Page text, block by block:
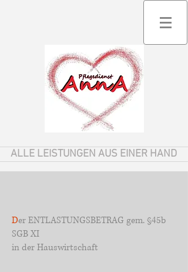
ALLE LEISTUNGEN AUS EINER HAND
Der ENTLASTUNGSBETRAG gem. §45b
SGB XI
in der Hauswirtschaft